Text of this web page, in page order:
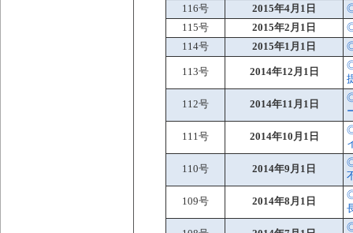
116号
2015年4月1日
115号
2015年2月1日
114号
2015年1月1日
113号 2014年12月1日
112号 2014年11月1日
111号 2014年10月1日
110号 2014年9月1日
109号 2014年8月1日